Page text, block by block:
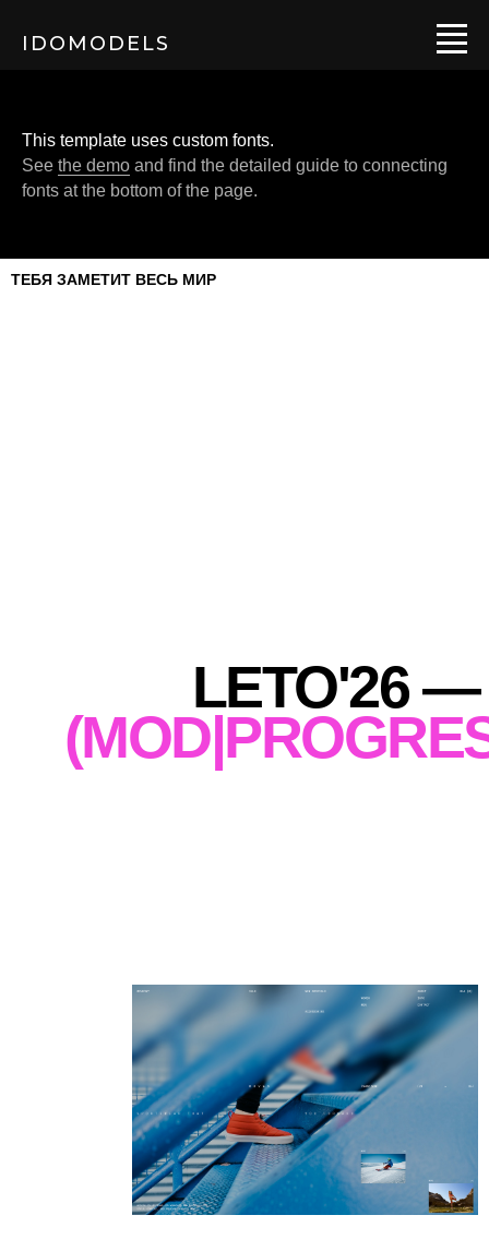
IDOMODELS
This template uses custom fonts.
See the demo and find the detailed guide to connecting
fonts at the bottom of the page.
LETO'26 —
ТЕБЯ ЗАМЕТИТ ВЕСЬ МИР